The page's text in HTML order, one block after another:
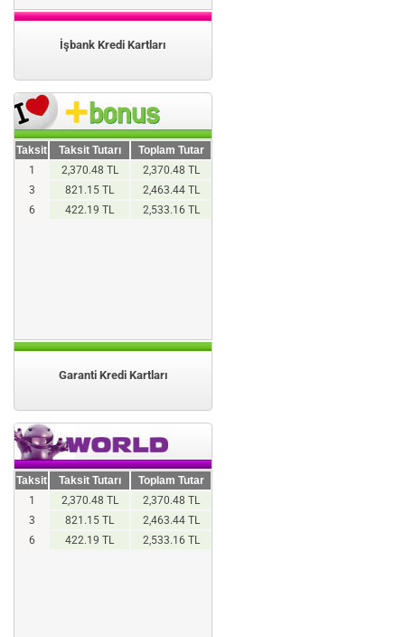
İşbank Kredi Kartları
Taksit Taksit Tutarı
Toplam Tutar
1
2,370.48 TL
2,370.48 TL
3
821.15 TL
2,463.44 TL
6
422.19 TL 2,533.16 TL
Garanti Kredi Kartları
Taksit Taksit Tutarı
Toplam Tutar
1
2,370.48 TL
2,370.48 TL
3
821.15 TL
2,463.44 TL
6
422.19 TL 2,533.16 TL